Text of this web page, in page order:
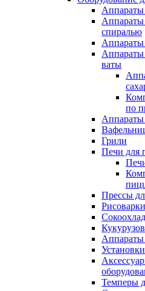
Аппараты
спиралью
Аппараты
Аппараты
ваты
по
Грили
Печи для
Прессы
Рисоварки
Аппараты
Темперы